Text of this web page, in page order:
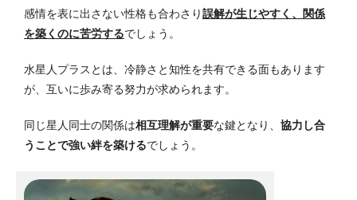
感情を表に出さない性格も合わさり誤解が生じやすく、関係
を築くのに苦労するでしょう。
水星人プラスとは、冷静さと知性を共有できる面もあります
が、互いに歩み寄る努力が求められます。
同じ星人同士の関係は相互理解が重要な鍵となり、 協力し合
うことで強い絆を築けるでしょう。